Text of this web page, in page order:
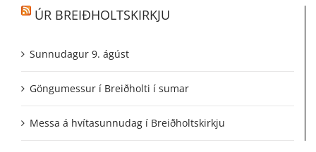
ÚR BREIÐHOLTSKIRKJU
Sunnudagur 9. ágúst
Göngumessur í Breiðholti í sumar
Messa á hvítasunnudag í Breiðholtskirkju